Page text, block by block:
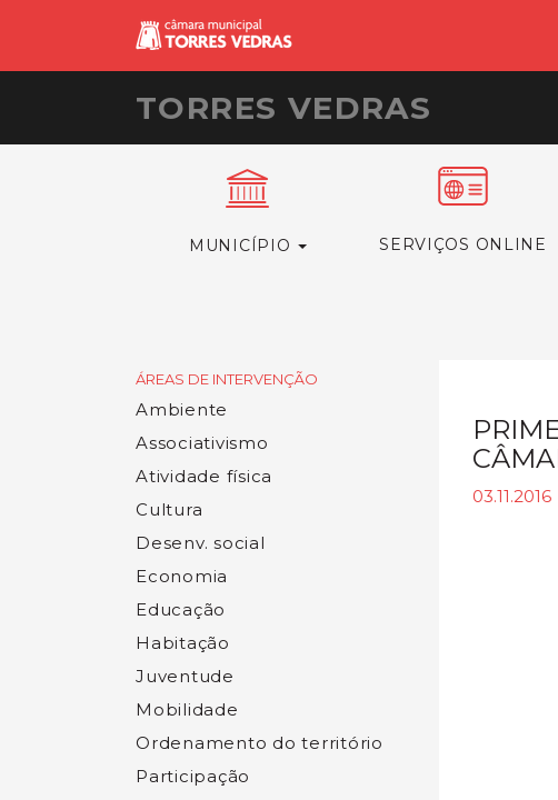
TORRES VEDRAS
MUNICÍPIO SERVIÇOS ONLINE
ÁREAS DE INTERVENÇÃO
Ambiente
Associativismo
Atividade física
Cultura
Desenv. social
Economia
Educação
Habitação
Juventude
Mobilidade
Ordenamento do território
Participação
03.11.2016